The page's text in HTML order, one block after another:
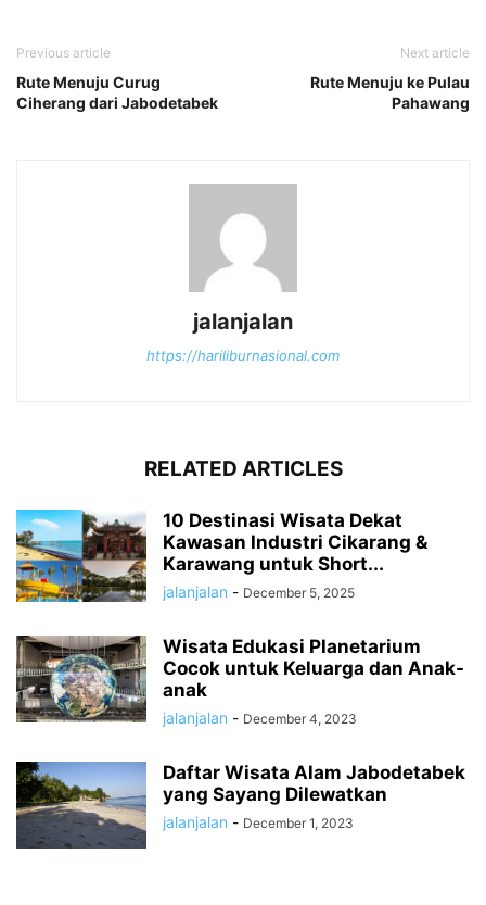
Previous article
Rute Menuju Curug
Ciherang dari Jabodetabek
Next article
Rute Menuju ke Pulau
Pahawang
jalanjalan
https://hariliburnasional.com
RELATED ARTICLES
10 Destinasi Wisata Dekat
Kawasan Industri Cikarang &
Karawang untuk Short...
jalanjalan - December 5, 2025
Wisata Edukasi Planetarium
Cocok untuk Keluarga dan Anak-
anak
jalanjalan - December 4, 2023
Daftar Wisata Alam Jabodetabek
yang Sayang Dilewatkan
jalanjalan - December 1, 2023